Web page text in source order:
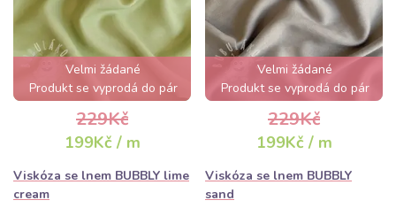
Velmi žádané
Produkt se vyprodá do pár
hodin
229Kč
199Kč / m
Viskóza se lnem BUBBLY lime
cream
Velmi žádané
Produkt se vyprodá do pár
hodin
229Kč
199Kč / m
Viskóza se lnem BUBBLY
sand